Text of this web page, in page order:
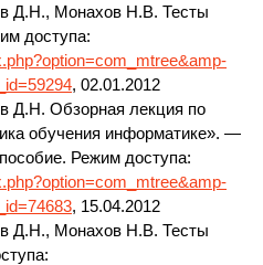
Д.Н., Монахов Н.В. Тесты
доступа:
, 02.01.2012
Д.Н. Обзорная лекция по
обучения информатике». —
Режим доступа:
, 15.04.2012
Д.Н., Монахов Н.В. Тесты